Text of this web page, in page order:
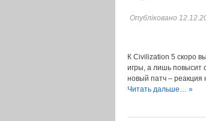
Опубліковано
К Civilization 5 скоро
игры, а лишь повысит
новый патч – реакция
Читать дальше… »